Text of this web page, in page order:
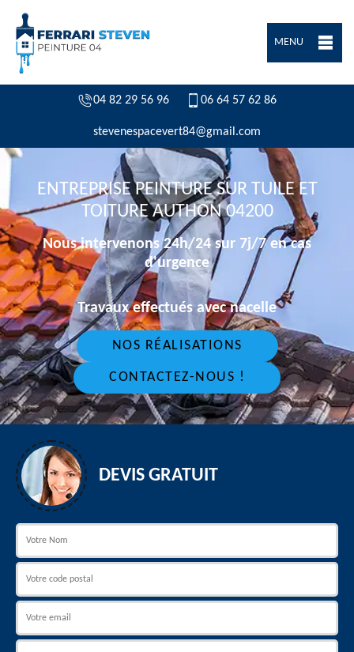
MENU
04 82 29 56 96 06 64 57 62 86
stevenespacevert84@gmail.com
ENTREPRISE PEINTURE SUR TUILE ET
TOITURE AUTHON 04200
Nous intervenons 24h/24 sur 7j/7 en cas
d'urgence
Travaux effectués avec nacelle
NOS RÉALISATIONS
CONTACTEZ-NOUS !
DEVIS GRATUIT